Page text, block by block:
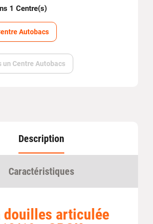
1 Centre(s)
Autobacs
un Centre Autobacs
Description
Caractéristiques
douilles articulée